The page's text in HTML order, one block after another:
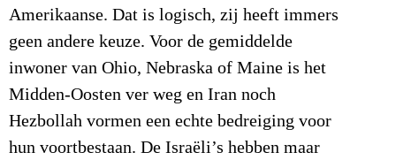
Amerikaanse. Dat is logisch, zij heeft immers
geen andere keuze. Voor de gemiddelde
inwoner van Ohio, Nebraska of Maine is het
Midden-Oosten ver weg en Iran noch
Hezbollah vormen een echte bedreiging voor
hun voortbestaan. De Israëli’s hebben maar